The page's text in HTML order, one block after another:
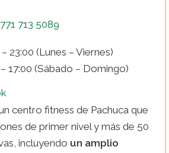
713 5089
23:00 (Lunes – Viernes)
(Sábado – Domingo)
centro fitness de Pachuca que
de primer nivel y más de 50
incluyendo un amplio